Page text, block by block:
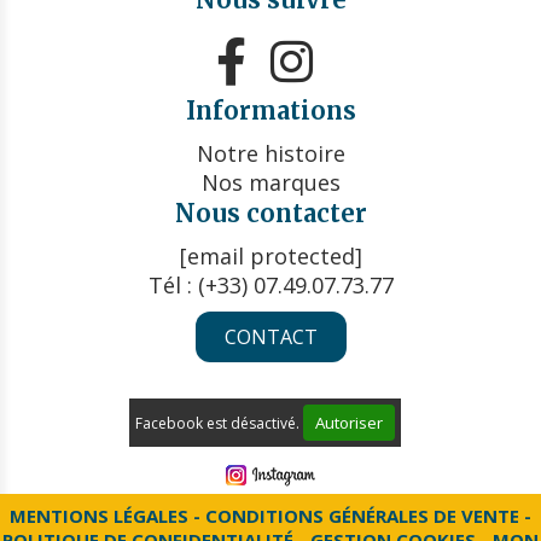
 
Informations
Notre histoire
Nos marques
Nous contacter
[email protected]
Tél : (+33) 07.49.07.73.77
CONTACT
Facebook est désactivé. Autoriser
MENTIONS LÉGALES
CONDITIONS GÉNÉRALES DE VENTE